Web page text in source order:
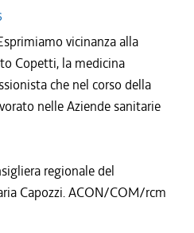
vicinanza alla
Copetti, la medicina
che nel corso della
nelle Aziende sanitarie
regionale del
Capozzi. ACON/COM/rcm